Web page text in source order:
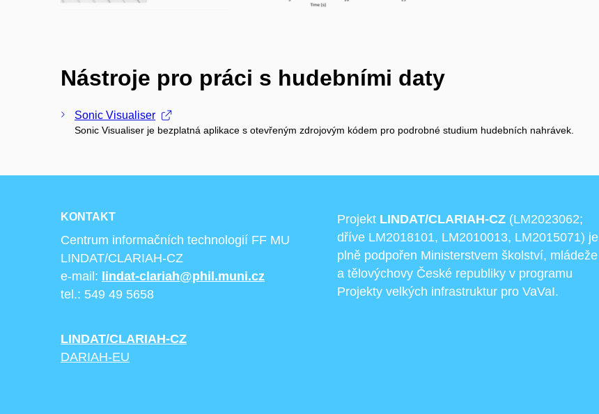
Nástroje pro práci s hudebními daty
Sonic Visualiser
Sonic Visualiser je bezplatná aplikace s otevřeným zdrojovým kódem pro podrobné studium hudebních nahrávek.
KONTAKT
Centrum informačních technologií FF MU
LINDAT/CLARIAH-CZ
e-mail: lindat-clariah@phil.muni.cz
tel.: 549 49 5658
LINDAT/CLARIAH-CZ
DARIAH-EU
ProjektLINDAT/CLARIAH-CZ(LM2023062;
dříve LM2018101, LM2010013, LM2015071) je
plně podpořen Ministerstvem školství, mládeže
a tělovýchovy České republiky v programu
Projekty velkých infrastruktur pro VaVaI.